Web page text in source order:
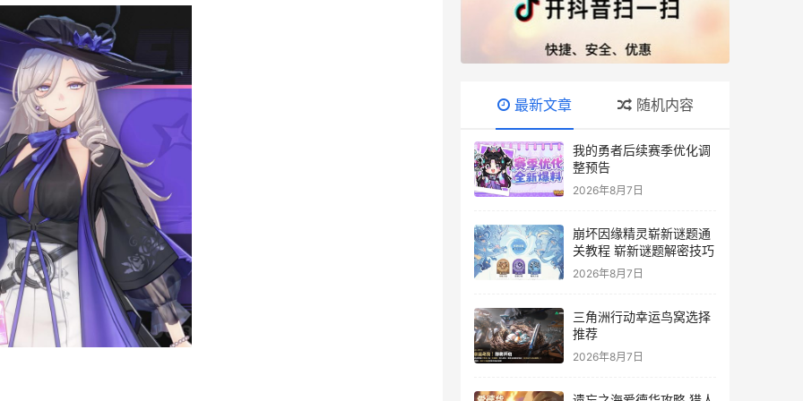
最新文章 随机内容
我的勇者后续赛季优化调
整预告
2026年8月7日
崩坏因缘精灵崭新谜题通
关教程 崭新谜题解密技巧
2026年8月7日
三角洲行动幸运鸟窝选择
推荐
2026年8月7日